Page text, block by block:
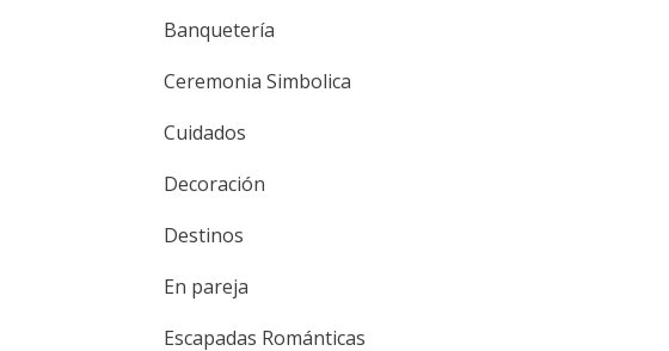
Banquetería
Ceremonia Simbolica
Cuidados
Decoración
Destinos
En pareja
Escapadas Románticas